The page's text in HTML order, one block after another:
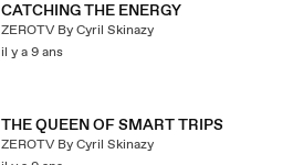
CATCHING THE ENERGY
ZEROTV By Cyril Skinazy
il y a 9 ans
THE QUEEN OF SMART TRIPS
ZEROTV By Cyril Skinazy